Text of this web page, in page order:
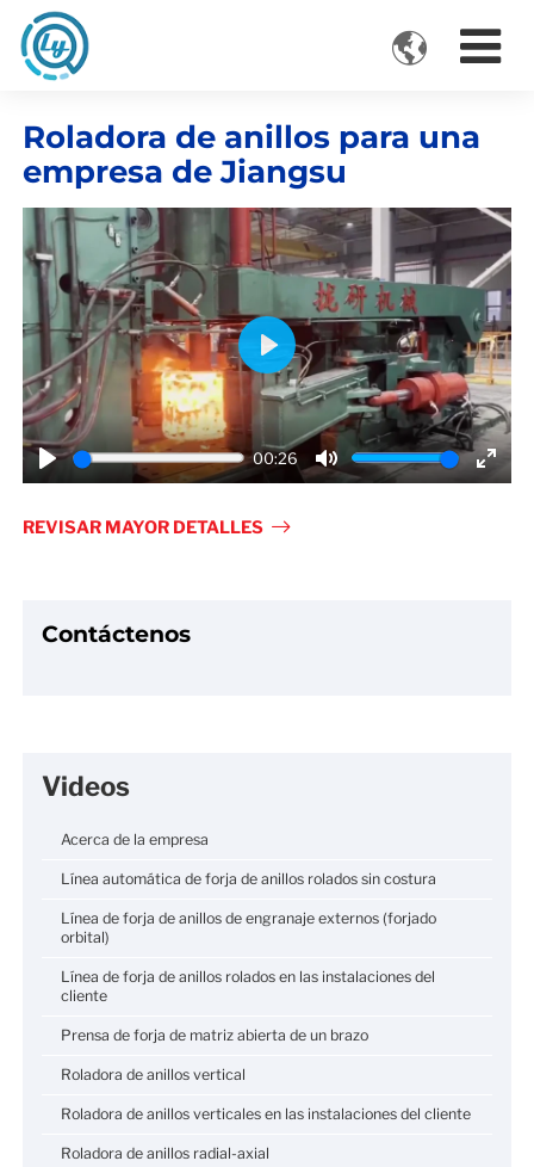
VIDEOS
Roladora de anillos para una
empresa de Jiangsu
Play
00:26
Mute
Enter
Play
REVISAR MAYOR DETALLES
Contáctenos
Videos
Acerca de la empresa
Línea automática de forja de anillos rolados sin costura
Línea de forja de anillos de engranaje externos (forjado
orbital)
Línea de forja de anillos rolados en las instalaciones del
cliente
Prensa de forja de matriz abierta de un brazo
Roladora de anillos vertical
Roladora de anillos verticales en las instalaciones del cliente
Roladora de anillos radial-axial